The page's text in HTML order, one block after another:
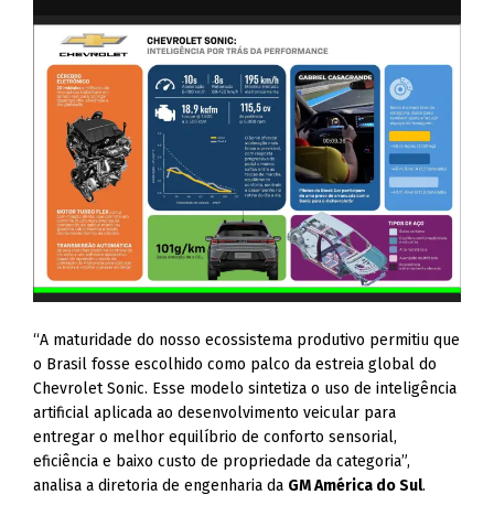
“A maturidade do nosso ecossistema produtivo permitiu que
o Brasil fosse escolhido como palco da estreia global do
Chevrolet Sonic. Esse modelo sintetiza o uso de inteligência
artificial aplicada ao desenvolvimento veicular para
entregar o melhor equilíbrio de conforto sensorial,
eficiência e baixo custo de propriedade da categoria”,
analisa a diretoria de engenharia da GM América do Sul.